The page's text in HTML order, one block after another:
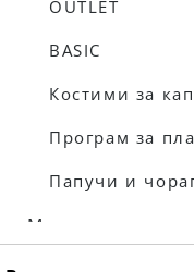
OUTLET
BASIC
Костими за
Програм за
Папучи и
Мажи